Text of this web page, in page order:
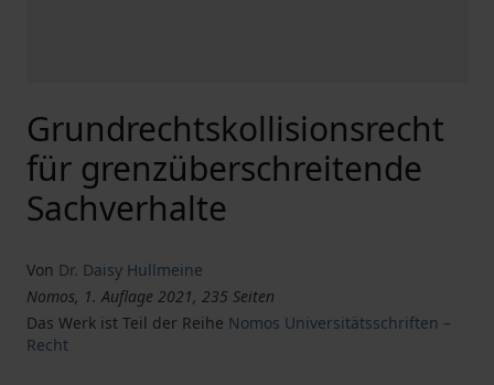
Grundrechtskollisionsrecht
für grenzüberschreitende
Sachverhalte
Von Dr. Daisy Hullmeine
Nomos, 1. Auflage 2021, 235 Seiten
Das Werk ist Teil der Reihe Nomos Universitätsschriften –
Recht